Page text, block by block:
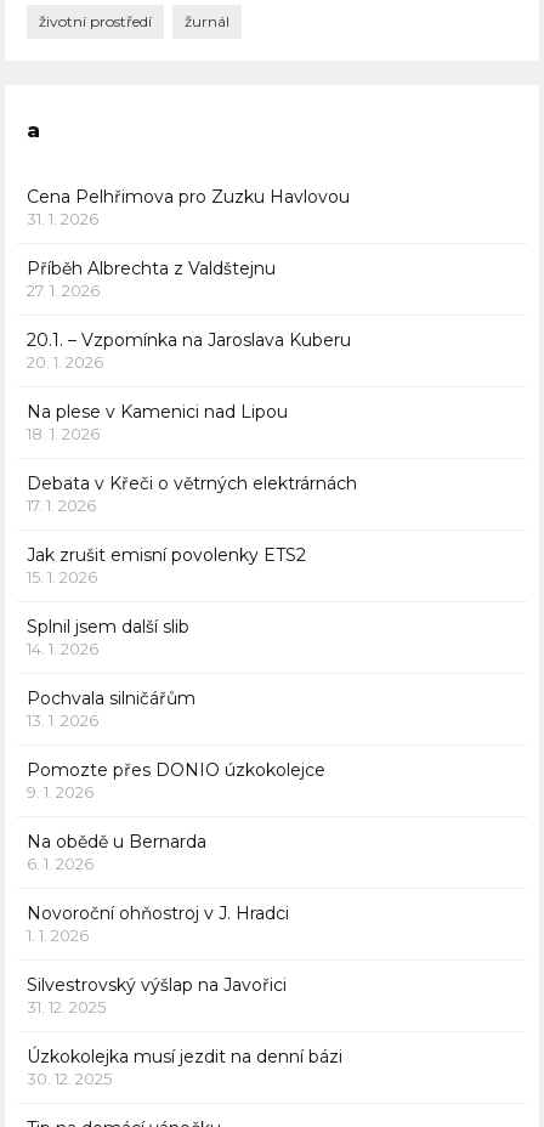
životní prostředí žurnál
a
Cena Pelhřimova pro Zuzku Havlovou
31. 1. 2026
Příběh Albrechta z Valdštejnu
27. 1. 2026
20.1. – Vzpomínka na Jaroslava Kuberu
20. 1. 2026
Na plese v Kamenici nad Lipou
18. 1. 2026
Debata v Křeči o větrných elektrárnách
17. 1. 2026
Jak zrušit emisní povolenky ETS2
15. 1. 2026
Splnil jsem další slib
14. 1. 2026
Pochvala silničářům
13. 1. 2026
Pomozte přes DONIO úzkokolejce
9. 1. 2026
Na obědě u Bernarda
6. 1. 2026
Novoroční ohňostroj v J. Hradci
1. 1. 2026
Silvestrovský výšlap na Javořici
31. 12. 2025
Úzkokolejka musí jezdit na denní bázi
30. 12. 2025